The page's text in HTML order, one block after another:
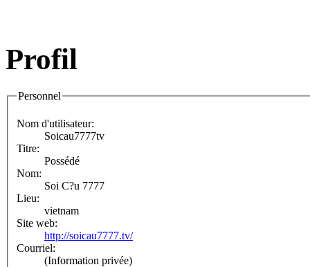
Profil
Personnel
Nom d'utilisateur:
Soicau7777tv
Titre:
Possédé
Nom:
Soi C?u 7777
Lieu:
vietnam
Site web:
http://soicau7777.tv/
Courriel:
(Information privée)